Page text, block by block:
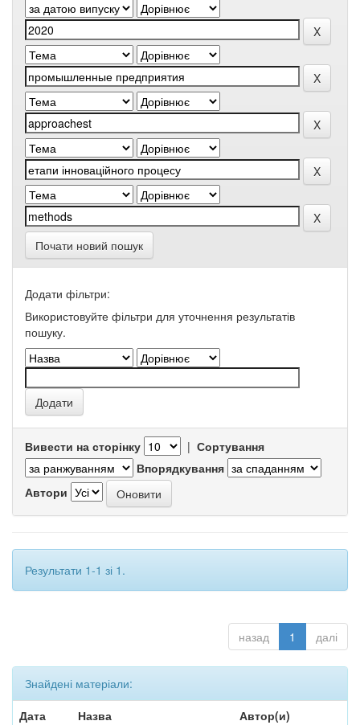
Почати новий пошук
Додати фільтри:
Використовуйте фільтри для уточнення результатів
пошуку.
Вивести на сторінку | Сортування
Впорядкування
Автори
Результати 1-1 зі 1.
назад 1 далі
Знайдені матеріали:
Дата
Назва Автор(и)